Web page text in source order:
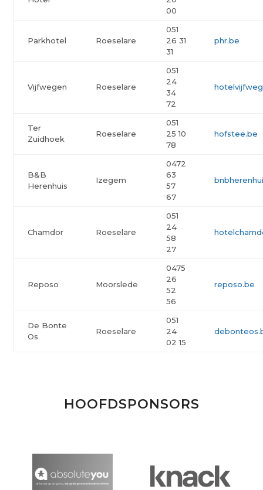
00
Parkhotel Roeselare
051
26 31
31
phr.be
Vijfwegen Roeselare
051
24
34
72
Ter
Zuidhoek
Roeselare
051
25 10
78
hofstee.be
B&B
Herenhuis
Izegem
0472
63
57
67
Chamdor Roeselare
051
24
58
27
Reposo Moorslede
0475
26
52
56
reposo.be
De Bonte
Os
Roeselare
051
24
02 15
HOOFDSPONSORS